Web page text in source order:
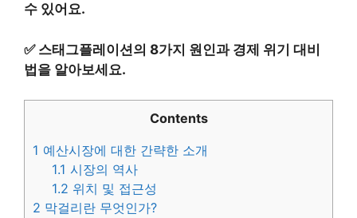
수 있어요.
✅ 스태그플레이션의 8가지 원인과 경제 위기 대비
법을 알아보세요.
Contents
1 예산시장에 대한 간략한 소개
1.1 시장의 역사
1.2 위치 및 접근성
2 막걸리란 무엇인가?